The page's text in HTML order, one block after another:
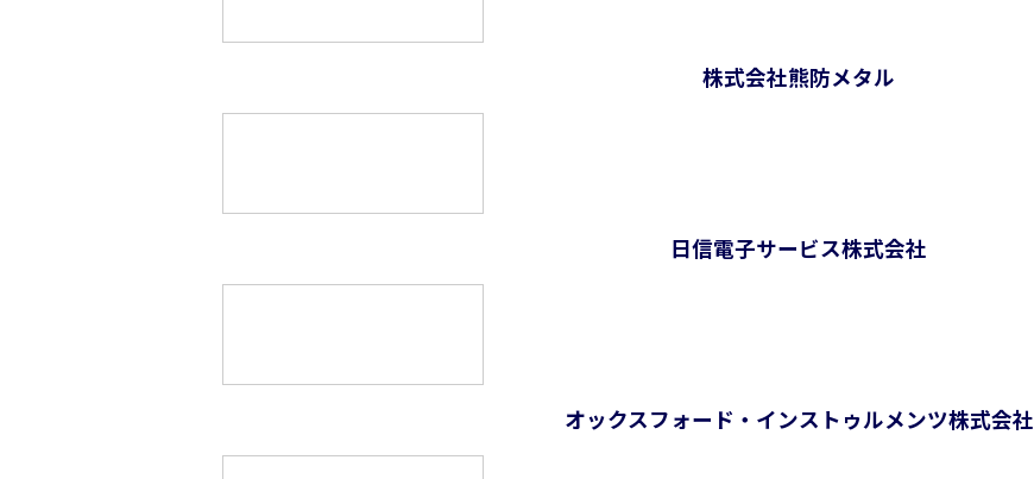
株式会社熊防メタル
日信電子サービス株式会社
オックスフォード・インストゥルメンツ株式会社